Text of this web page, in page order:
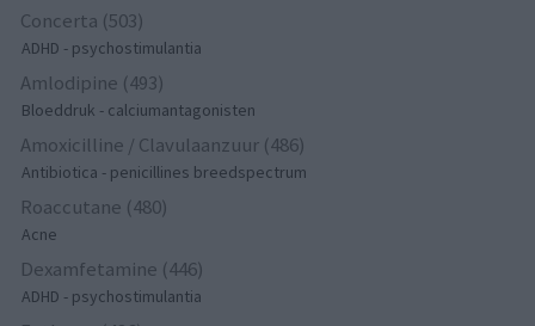
Concerta (503)
ADHD - psychostimulantia
Amlodipine (493)
Bloeddruk - calciumantagonisten
Amoxicilline / Clavulaanzuur (486)
Antibiotica - penicillines breedspectrum
Roaccutane (480)
Acne
Dexamfetamine (446)
ADHD - psychostimulantia